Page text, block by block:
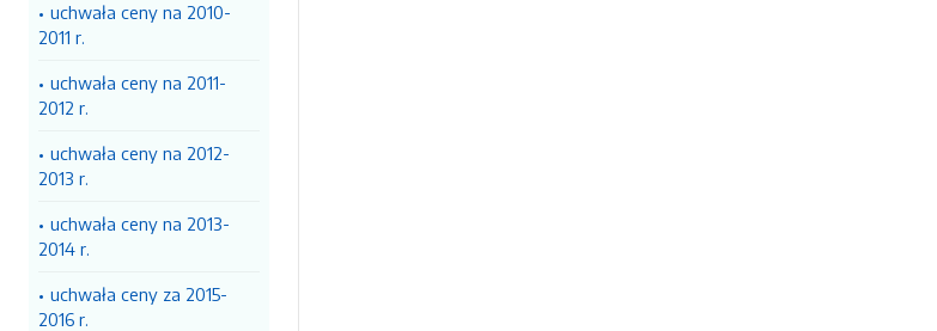
uchwała ceny na 2010-
2011 r.
uchwała ceny na 2011-
2012 r.
uchwała ceny na 2012-
2013 r.
uchwała ceny na 2013-
2014 r.
uchwała ceny za 2015-
2016 r.